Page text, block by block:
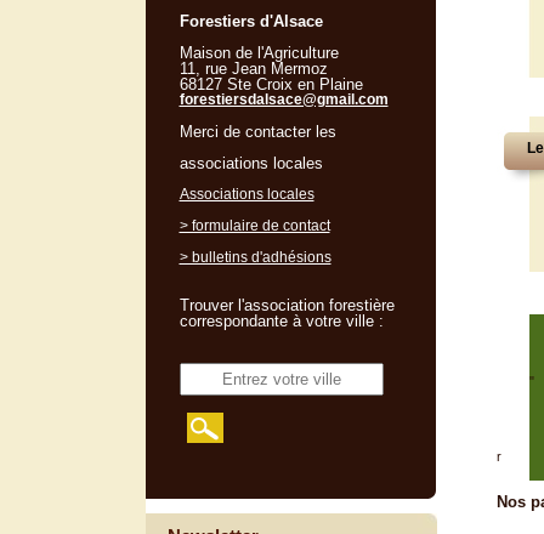
"
r
Nos
Forestiers d'Alsace
Maison de l'Agriculture
11, rue Jean Mermoz
68127 Ste Croix en Plaine
forestiersdalsace@gmail.com
Merci de contacter les
associations locales
Associations locales
> formulaire de contact
> bulletins d'adhésions
Trouver l'association forestière
correspondante à votre ville :